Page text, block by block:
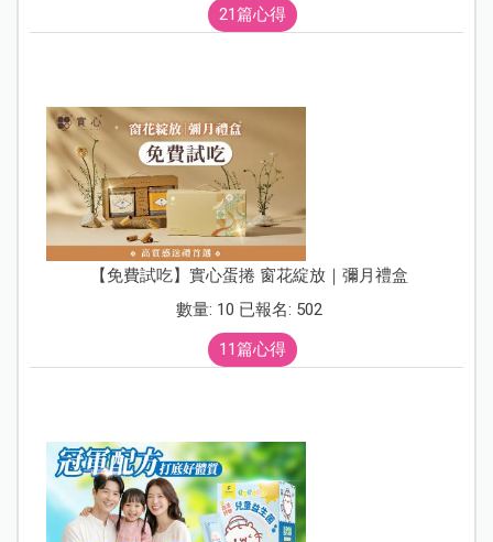
21篇心得
【免費試吃】實心蛋捲 窗花綻放｜彌月禮盒
數量: 10 已報名: 502
11篇心得